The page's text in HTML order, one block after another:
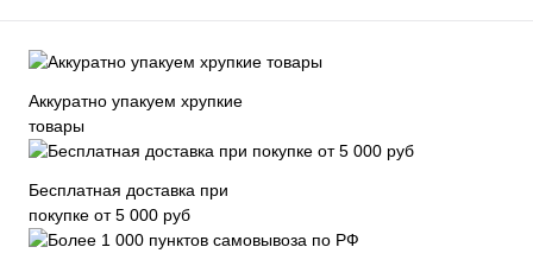
Аккуратно упакуем хрупкие
товары
Бесплатная доставка при
покупке от 5 000 руб